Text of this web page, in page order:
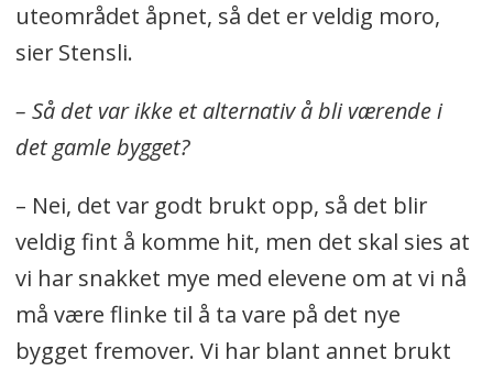
uteområdet åpnet, så det er veldig moro,
sier Stensli.
– Så det var ikke et alternativ å bli værende i
det gamle bygget?
– Nei, det var godt brukt opp, så det blir
veldig fint å komme hit, men det skal sies at
vi har snakket mye med elevene om at vi nå
må være flinke til å ta vare på det nye
bygget fremover. Vi har blant annet brukt